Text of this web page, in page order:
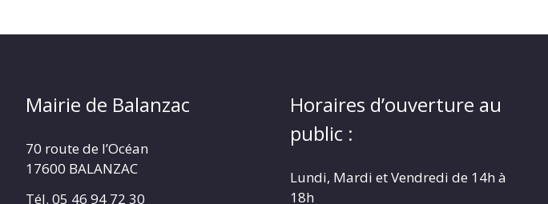
Mairie de Balanzac
70 route de l’Océan
17600 BALANZAC
Tél. 05 46 94 72 30
Horaires d’ouverture au
public :
Lundi, Mardi et Vendredi de 14h à
18h